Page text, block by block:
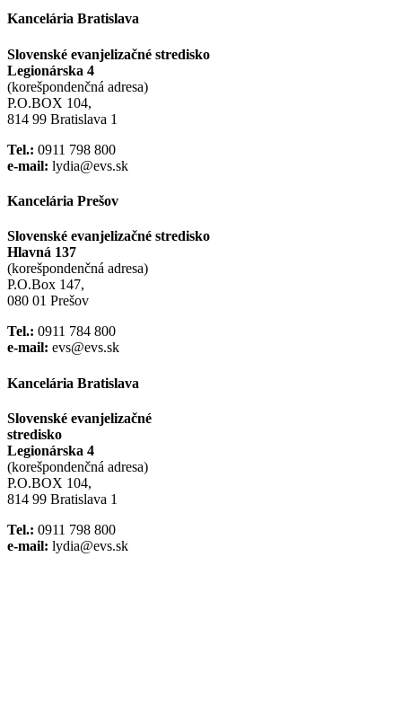
Kancelária Bratislava
Slovenské evanjelizačné stredisko
Legionárska 4
(korešpondenčná adresa)
P.O.BOX 104,
814 99 Bratislava 1
Tel.: 0911 798 800
e-mail: lydia@evs.sk
Kancelária Prešov
Slovenské evanjelizačné stredisko
Hlavná 137
(korešpondenčná adresa)
P.O.Box 147,
080 01 Prešov
Tel.: 0911 784 800
e-mail: evs@evs.sk
Kancelária Bratislava
Slovenské evanjelizačné
stredisko
Legionárska 4
(korešpondenčná adresa)
P.O.BOX 104,
814 99 Bratislava 1
Tel.: 0911 798 800
e-mail: lydia@evs.sk